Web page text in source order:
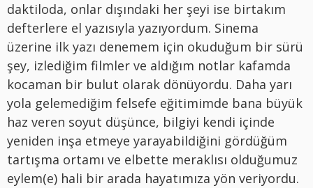
daktiloda, onlar dışındaki her şeyi ise birtakım
defterlere el yazısıyla yazıyordum. Sinema
üzerine ilk yazı denemem için okuduğum bir sürü
şey, izlediğim filmler ve aldığım notlar kafamda
kocaman bir bulut olarak dönüyordu. Daha yarı
yola gelemediğim felsefe eğitimimde bana büyük
haz veren soyut düşünce, bilgiyi kendi içinde
yeniden inşa etmeye yarayabildiğini gördüğüm
tartışma ortamı ve elbette meraklısı olduğumuz
eylem(e) hali bir arada hayatımıza yön veriyordu.